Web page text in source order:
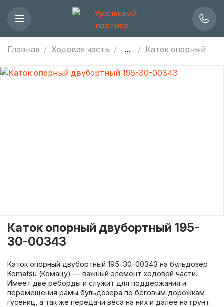
Главная Ходовая часть ... Каток опорный
Каток опорный двубортный 195-
30-00343
Каток опорный двубортный 195-30-00343 на бульдозер
Komatsu (Комацу) — важный элемент ходовой части.
Имеет две реборды и служит для поддержания и
перемещения рамы бульдозера по беговым дорожкам
гусениц, а так же передачи веса на них и далее на грунт.